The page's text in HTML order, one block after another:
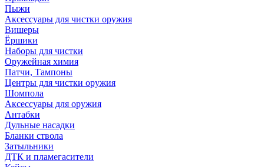
Пыжи
Аксессуары для чистки оружия
Вишеры
Ёршики
Наборы для чистки
Оружейная химия
Патчи, Тампоны
Центры для чистки оружия
Шомпола
Аксессуары для оружия
Антабки
Дульные насадки
Бланки ствола
Затыльники
ДТК и пламегасители